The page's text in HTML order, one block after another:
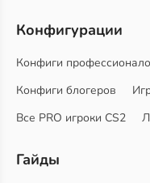
Конфигурации
Конфиги
Конфиги блогеров
Все PRO игроки CS2
Гайды